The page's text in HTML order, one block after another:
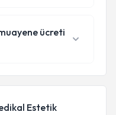
ücreti
Estetik